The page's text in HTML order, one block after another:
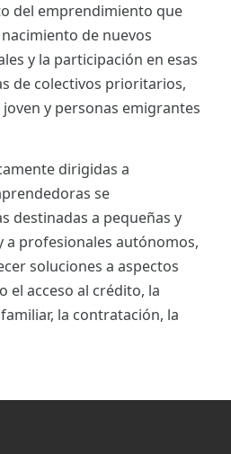
del emprendimiento que
de nuevos
y la participación en esas
de colectivos prioritarios,
y personas emigrantes
dirigidas a
se
destinadas a pequeñas y
a profesionales autónomos,
soluciones a aspectos
el acceso al crédito, la
la contratación, la